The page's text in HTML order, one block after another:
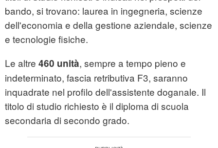
bando, si trovano: laurea in ingegneria, scienze
dell'economia e della gestione aziendale, scienze
e tecnologie fisiche.
Le altre 460 unità, sempre a tempo pieno e
indeterminato, fascia retributiva F3, saranno
inquadrate nel profilo dell'assistente doganale. Il
titolo di studio richiesto è il diploma di scuola
secondaria di secondo grado.